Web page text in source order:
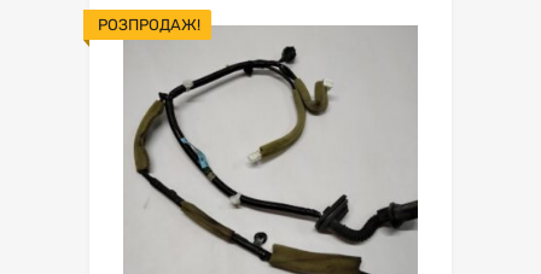
РОЗПРОДАЖ!